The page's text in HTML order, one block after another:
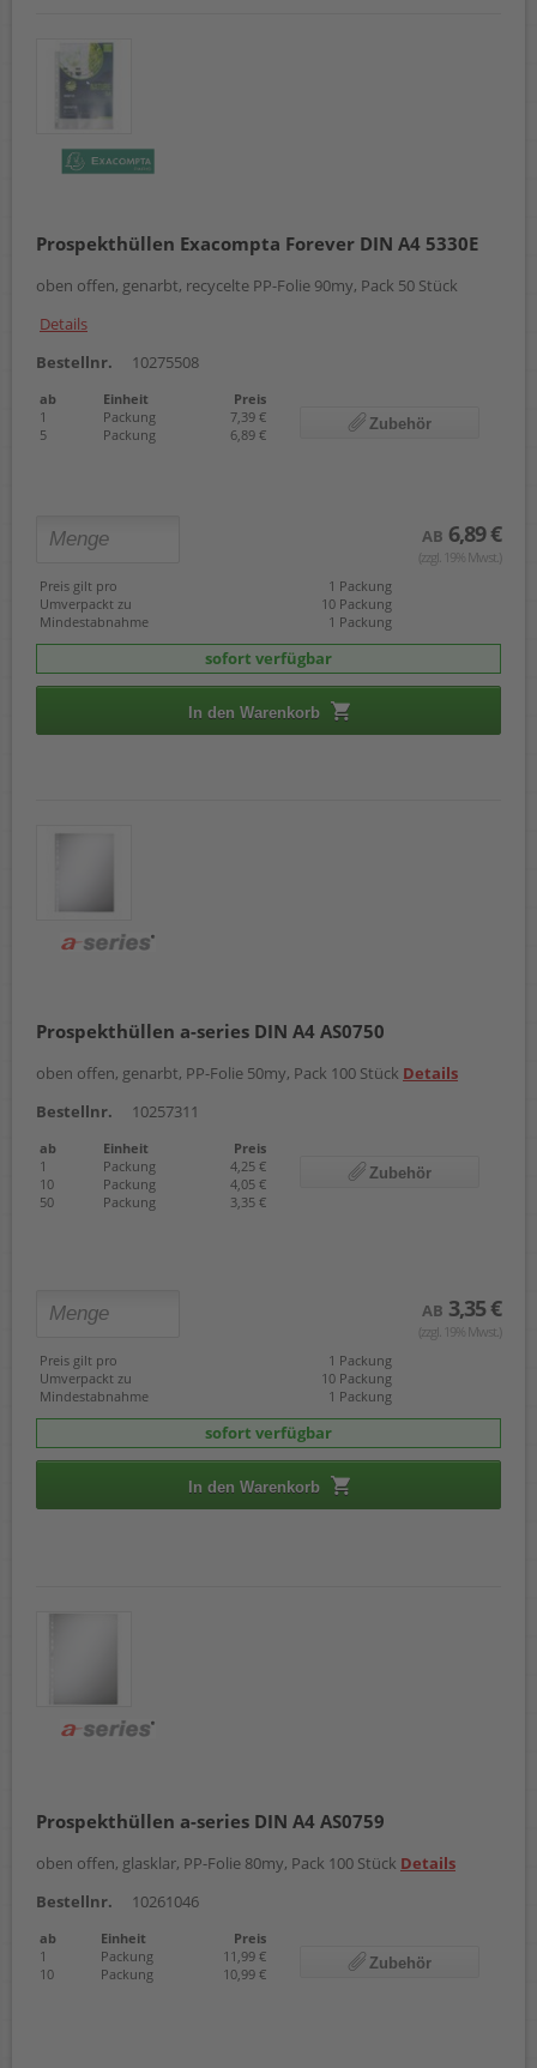
Prospekthüllen Exacompta Forever DIN A4 5330E
oben offen, genarbt, recycelte PP-Folie 90my, Pack 50 Stück
Details
Bestellnr.
10275508
ab Einheit
Preis
1
Packung
7,39 €
5
Packung 6,89 €
Zubehör
AB 6,89 €
(zzgl. 19% Mwst.)
Preis gilt pro
1 Packung
Umverpackt zu
10 Packung
Mindestabnahme
1 Packung
sofort verfügbar
In den Warenkorb
Prospekthüllen a-series DIN A4 AS0750
oben offen, genarbt, PP-Folie 50my, Pack 100 Stück Details
Bestellnr.
10257311
ab Einheit
Preis
1
Packung
4,25 €
10
Packung
4,05 €
50
Packung 3,35 €
Zubehör
AB 3,35 €
(zzgl. 19% Mwst.)
Preis gilt pro
1 Packung
Umverpackt zu
10 Packung
Mindestabnahme
1 Packung
sofort verfügbar
In den Warenkorb
Prospekthüllen a-series DIN A4 AS0759
oben offen, glasklar, PP-Folie 80my, Pack 100 Stück Details
Bestellnr.
10261046
ab Einheit
Preis
1
Packung
11,99 €
10
Packung 10,99 €
Zubehör